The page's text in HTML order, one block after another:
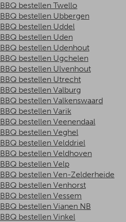
BBQ bestellen Twello
BBQ bestellen Ubbergen
BBQ bestellen Uddel
BBQ bestellen Uden
BBQ bestellen Udenhout
BBQ bestellen Ugchelen
BBQ bestellen Ulvenhout
BBQ bestellen Utrecht
BBQ bestellen Valburg
BBQ bestellen Valkenswaard
BBQ bestellen Varik
BBQ bestellen Veenendaal
BBQ bestellen Veghel
BBQ bestellen Velddriel
BBQ bestellen Veldhoven
BBQ bestellen Velp
BBQ bestellen Ven-Zelderheide
BBQ bestellen Venhorst
BBQ bestellen Vessem
BBQ bestellen Vianen NB
BBQ bestellen Vinkel